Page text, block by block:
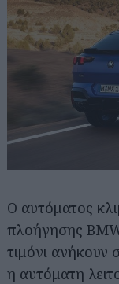
Ο αυτόματος
πλοήγησης
τιμόνι ανήκουν
η αυτόματη